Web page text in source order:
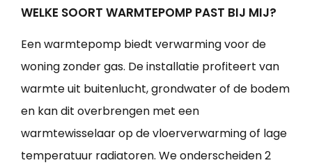
WELKE SOORT WARMTEPOMP PAST BIJ MIJ?
Een warmtepomp biedt verwarming voor de
woning zonder gas. De installatie profiteert van
warmte uit buitenlucht, grondwater of de bodem
en kan dit overbrengen met een
warmtewisselaar op de vloerverwarming of lage
temperatuur radiatoren. We onderscheiden 2